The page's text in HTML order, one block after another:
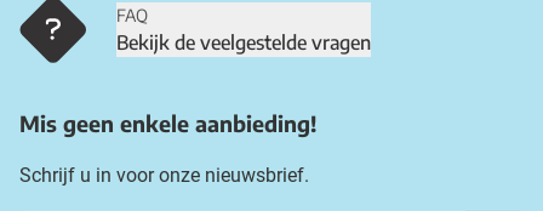
FAQ
Bekijk de veelgestelde vragen
Mis geen enkele aanbieding!
Schrijf u in voor onze nieuwsbrief.